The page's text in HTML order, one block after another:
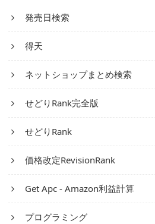
発売日検索
得天
ネットショップまとめ検索
せどりRank完全版
せどりRank
価格改定RevisionRank
Get Apc - Amazon利益計算
プログラミング